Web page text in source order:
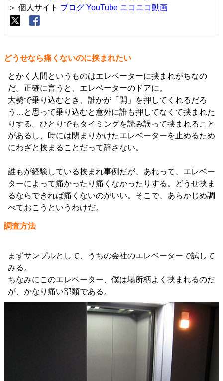
＞ 個人サイト ブログ YouTube ニコニコ動画
どうせなら痛くないのに挟まれたい
とかく人間というものはエレベーターに挟まれがちなの
だ。正確に言うと、エレベーターのドアに。
大勢で乗り込むとき、誰かが「開」を押してくれるだろ
う…と思って乗り込むと意外に誰も押してなくて挟まれた
りする。ひとりでもタイミングを読み誤って挟まれること
があるし、時には閉まりかけたエレベーターを止めるため
にわざと挟まることだって辞さない。
誰もが経験している挟まれ事例だが、あれって、エレベー
ターによって痛かったり痛くなかったりする。どうせ挟ま
るならできれば痛くないのがいい。そこで、あらかじめ調
べておこうというわけだ。
調査方法
まずサンプルとして、うちの会社のエレベーターで試して
みる。
ちなみにこのエレベーター、僕は場所柄よく挟まれるのだ
が、かなり痛い部類である。